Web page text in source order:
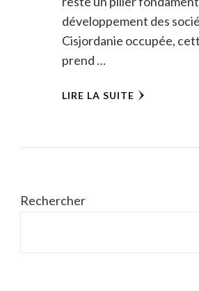
développement des
Cisjordanie occupée,
prend …
LIRE LA SUITE
Rechercher